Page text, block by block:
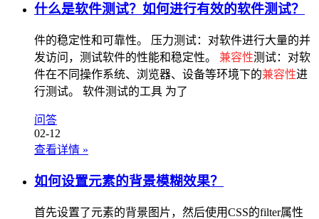
什么是软件测试？如何进行有效的软件测试？
件的稳定性和可靠性。 压力测试：对软件进行大量的并
发访问，测试软件的性能和稳定性。 兼容性测试：对软
件在不同操作系统、浏览器、设备等环境下的兼容性进
行测试。 软件测试的工具 为了
问答
02-12
查看详情 »
如何设置元素的背景模糊效果？
首先设置了元素的背景图片，然后使用CSS的filter属性